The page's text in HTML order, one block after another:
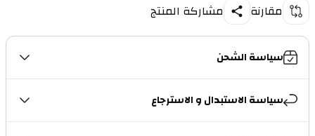
مقارنة مشاركة المنتج
سياسة الشحن
سياسة الاستبدال و الاسترجاع